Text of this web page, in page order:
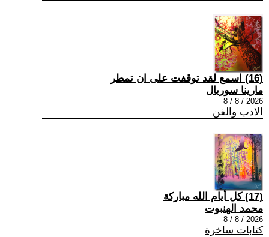
(16) اسمع لقد توقفت على ان تمطر
مارينا سوريال
2026 / 8 / 8
الادب والفن
(17) كل أيام الله مباركة
محمد الهنبوت
2026 / 8 / 8
كتابات ساخرة